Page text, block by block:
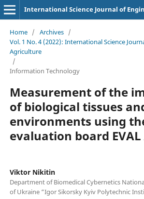
International Science Journal of
Home / Archives /
Vol. 1 No. 4 (2022): International Science
Agriculture
/
Information Technology
Measurement of the
of biological tissues
environments using
evaluation board EVAL
Viktor Nikitin
Department of Biomedical Cybernetics
of Ukraine “Igor Sikorsky Kyiv Polytechnic